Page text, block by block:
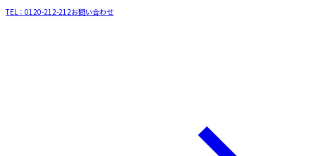
TEL： 0120-212-212お問い合わせ